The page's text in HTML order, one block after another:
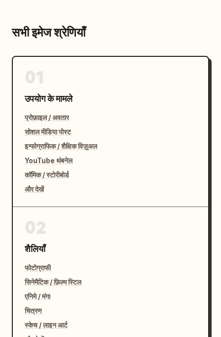
सभी इमेज श्रेणियाँ
उपयोग के मामले
प्रोफ़ाइल / अवतार
सोशल मीडिया पोस्ट
इन्फोग्राफिक / शैक्षिक विज़ुअल
YouTube थंबनेल
कॉमिक / स्टोरीबोर्ड
और देखें
शैलियाँ
फोटोग्राफी
सिनेमैटिक / फ़िल्म स्टिल
एनिमे / मंगा
चित्रण
स्केच / लाइन आर्ट